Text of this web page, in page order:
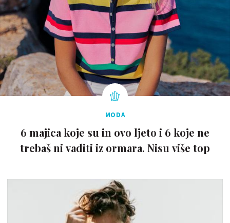
MODA
6 majica koje su in ovo ljeto i 6 koje ne
trebaš ni vaditi iz ormara. Nisu više top